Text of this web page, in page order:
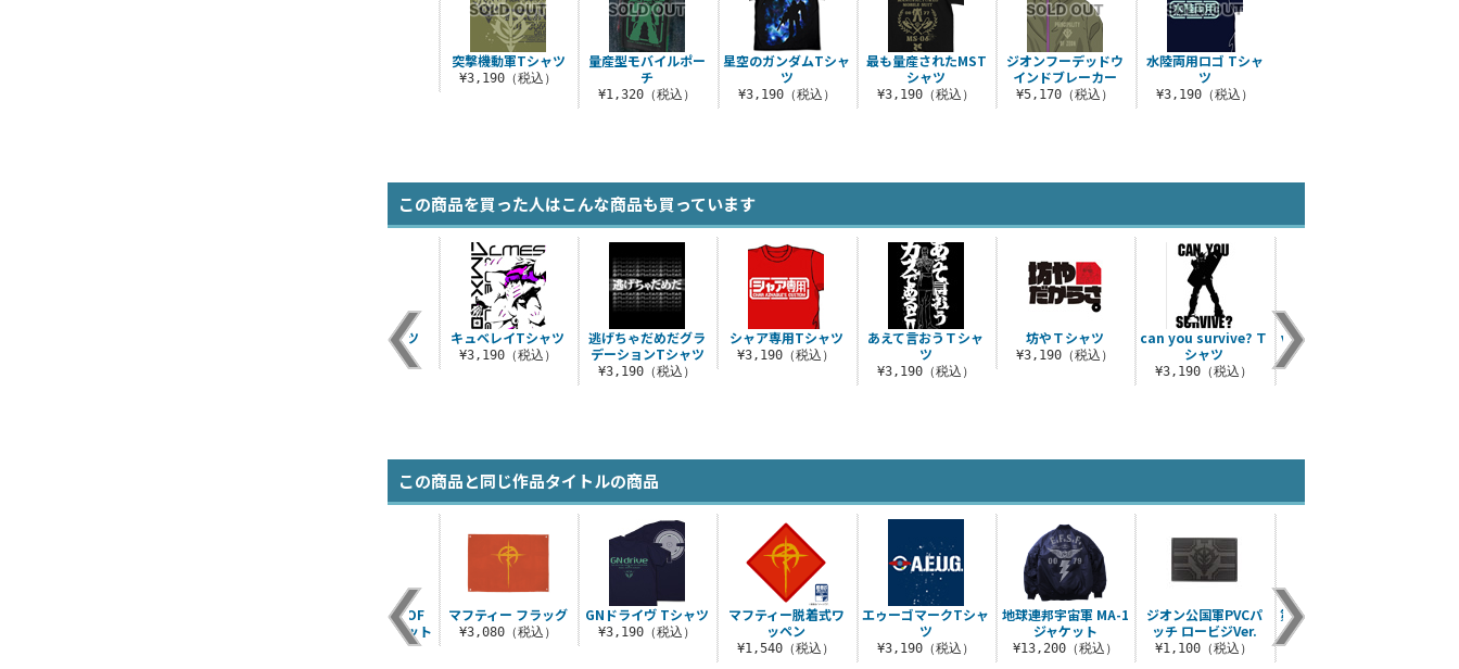
星空のガンダムTシャ
ツ
¥3,190（税込）
最も量産されたMST
シャツ
¥3,190（税込）
ジオンフーデッドウ
インドブレーカー
¥5,170（税込）
水陸両用ロゴ Tシャ
ツ
¥3,190（税込）
突撃機動軍Tシャツ
¥3,190（税込）
量産型モバイルポー
チ
¥1,320（税込）
この商品を買った人はこんな商品も買っています
シャア専用Tシャツ
¥3,190（税込）
あえて言おうＴシャ
ツ
¥3,190（税込）
坊やＴシャツ
¥3,190（税込）
can you survive? Ｔ
シャツ
¥3,190（税込）
ν（ニュー）ガンダム
最低野郎Tシャツ
¥3,190（税込）
キュベレイTシャツ
¥3,190（税込）
逃げちゃだめだグラ
デーションTシャツ
¥3,190（税込）
この商品と同じ作品タイトルの商品
マフティー脱着式ワ
ッペン
¥1,540（税込）
エゥーゴマークTシャ
ツ
¥3,190（税込）
地球連邦宇宙軍 MA-1
ジャケット
¥13,200（税込）
ジオン公国軍PVCパ
ッチ ロービジVer.
¥1,100（税込）
第08MS小隊 ファティ
ーグジャケット
PRINCIPALITY OF
ZEONワッペンセット
¥1,540（税込）
マフティー フラッグ
¥3,080（税込）
GNドライヴ Tシャツ
¥3,190（税込）